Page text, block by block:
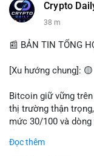
các quỹ phòng hộ
nhưng biến động
• Khuyến nghị: Cẩn
chưa thoát khỏi
📰 Nguồn: CoinDesk
Crypto
38 m
📰 BẢN TIN TỔNG
[Xu hướng chung]:
Bitcoin giữ vững
thị trường thận
mức 30/100 và
Đọc thêm